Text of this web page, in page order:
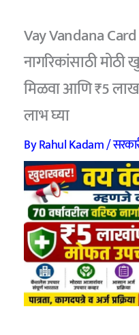
Vay Vandana Card
नागरिकांसाठी
मिळवा आणि ₹5
लाभ घ्या
ByRahul Kadam/